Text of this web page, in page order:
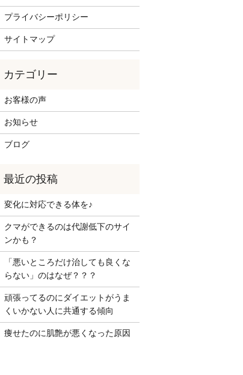
プライバシーポリシー
サイトマップ
お客様の声
お知らせ
ブログ
変化に対応できる体を♪
クマができるのは代謝低下のサイ
ンかも？
「悪いところだけ治しても良くな
らない」のはなぜ？？？
頑張ってるのにダイエットがうま
くいかない人に共通する傾向
痩せたのに肌艶が悪くなった原因